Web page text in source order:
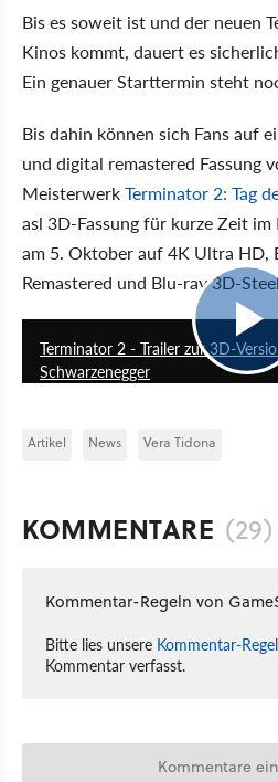
Bis es soweit ist und der neuen
Kinos kommt, dauert es
Ein genauer Starttermin steht
Bis dahin können sich Fans auf
und digital remastered Fassung
MeisterwerkTerminator 2: Tag
asl 3D-Fassung für kurze Zeit
am 5. Oktober auf 4K Ultra HD,
Remastered und Blu-ray 3D-
Terminator 2 - Trailer zur 3D-
Schwarzenegger
Artikel News Vera Tidona
KOMMENTARE (29)
Kommentar-Regeln von
Bitte lies unsere Kommentar-
Kommentar verfasst.
Kommentare